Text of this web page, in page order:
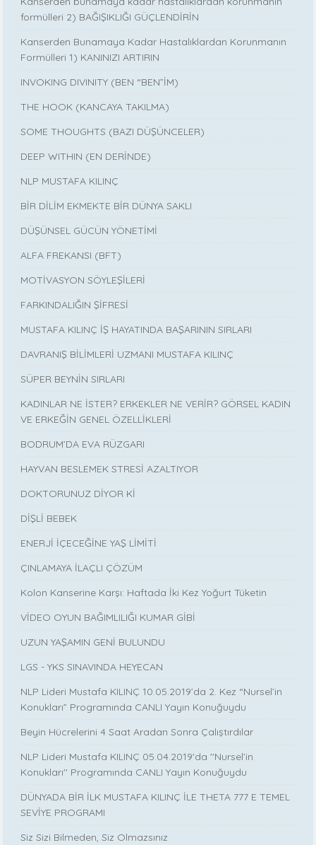
formülleri 2) BAĞIŞIKLIĞI GÜÇLENDİRİN
Kanserden Bunamaya Kadar Hastalıklardan Korunmanın
Formülleri 1) KANINIZI ARTIRIN
INVOKING DIVINITY (BEN “BEN”İM)
THE HOOK (KANCAYA TAKILMA)
SOME THOUGHTS (BAZI DÜŞÜNCELER)
DEEP WITHIN (EN DERİNDE)
NLP MUSTAFA KILINÇ
BİR DİLİM EKMEKTE BİR DÜNYA SAKLI
DÜŞÜNSEL GÜCÜN YÖNETİMİ
ALFA FREKANSI (BFT)
MOTİVASYON SÖYLEŞİLERİ
FARKINDALIĞIN ŞİFRESİ
MUSTAFA KILINÇ İŞ HAYATINDA BAŞARININ SIRLARI
DAVRANIŞ BİLİMLERİ UZMANI MUSTAFA KILINÇ
SÜPER BEYNİN SIRLARI
KADINLAR NE İSTER? ERKEKLER NE VERİR? GÖRSEL KADIN
VE ERKEĞİN GENEL ÖZELLİKLERİ
BODRUM’DA EVA RÜZGARI
HAYVAN BESLEMEK STRESİ AZALTIYOR
DOKTORUNUZ DİYOR Kİ
DİŞLİ BEBEK
ENERJİ İÇECEĞİNE YAŞ LİMİTİ
ÇINLAMAYA İLAÇLI ÇÖZÜM
Kolon Kanserine Karşı: Haftada İki Kez Yoğurt Tüketin
VİDEO OYUN BAĞIMLILIĞI KUMAR GİBİ
UZUN YAŞAMIN GENİ BULUNDU
LGS - YKS SINAVINDA HEYECAN
NLP Lideri Mustafa KILINÇ 10.05.2019’da 2. Kez “Nursel’in
Konukları” Programında CANLI Yayın Konuğuydu
Beyin Hücrelerini 4 Saat Aradan Sonra Çalıştırdılar
NLP Lideri Mustafa KILINÇ 05.04.2019'da ''Nursel’in
Konukları'' Programında CANLI Yayın Konuğuydu
DÜNYADA BİR İLK MUSTAFA KILINÇ İLE THETA 777 E TEMEL
SEVİYE PROGRAMI
Siz Sizi Bilmeden, Siz Olmazsınız